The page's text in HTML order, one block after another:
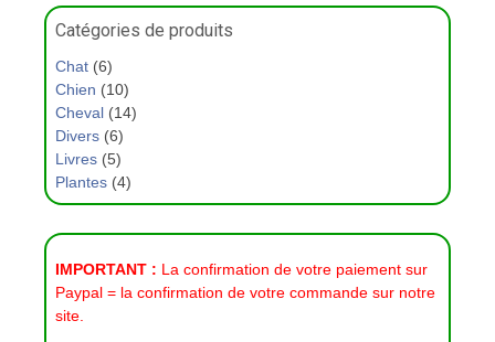
Catégories de produits
Chat (6)
Chien (10)
Cheval (14)
Divers (6)
Livres (5)
Plantes (4)
IMPORTANT : La confirmation de votre paiement sur
Paypal = la confirmation de votre commande sur notre
site.